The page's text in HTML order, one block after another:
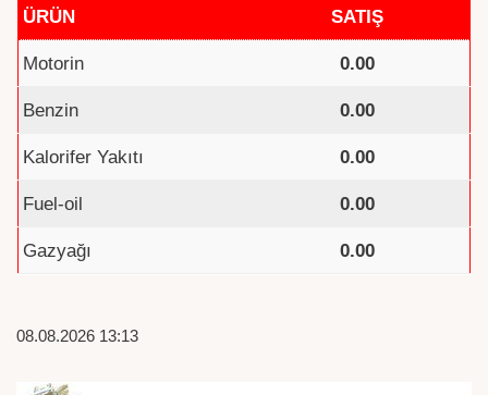
ÜRÜN
SATIŞ
Motorin 0.00
Benzin 0.00
Kalorifer Yakıtı 0.00
Fuel-oil 0.00
Gazyağı 0.00
08.08.2026 13:13